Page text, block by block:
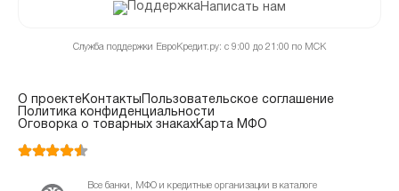
Написать нам
Служба поддержки ЕвроКредит.ру: с 9:00 до 21:00 по МСК
О проектеКонтакты Пользовательское соглашение
Политика конфиденциальности
Оговорка о товарных знакахКарта МФО
Все банки, МФО и кредитные организации в каталоге